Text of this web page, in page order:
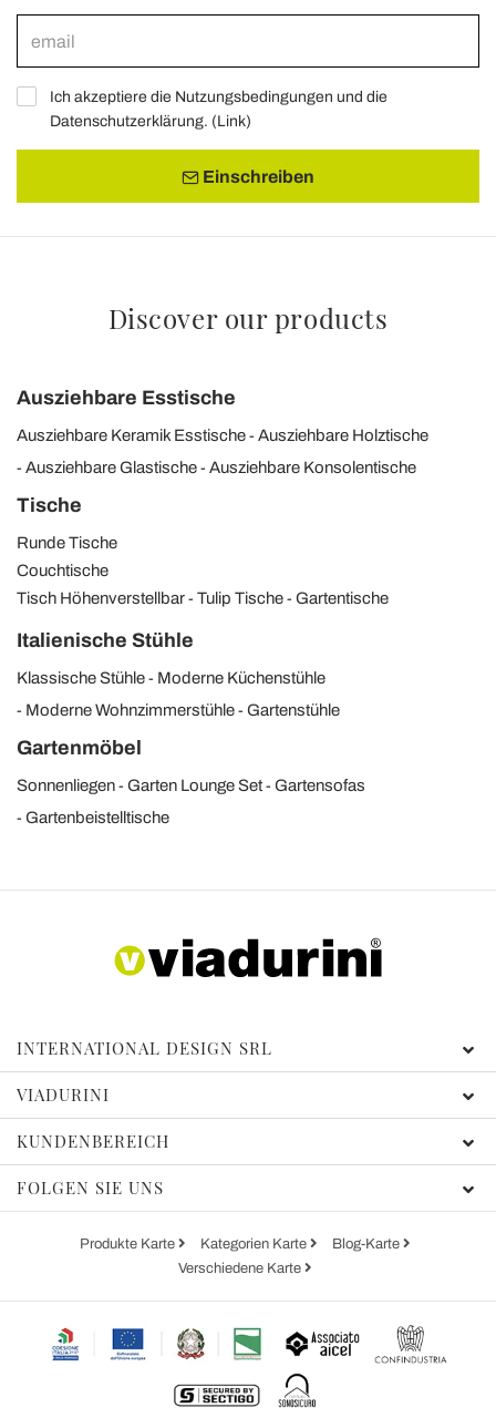
Ich akzeptiere die Nutzungsbedingungen und die
Datenschutzerklärung. (Link)
Einschreiben
Discover our products
Ausziehbare Esstische
Ausziehbare Keramik Esstische
Ausziehbare Holztische
Ausziehbare Glastische
Ausziehbare Konsolentische
Tische
Runde Tische
Couchtische
Tisch Höhenverstellbar
Tulip Tische Gartentische
Italienische Stühle
Klassische Stühle
Moderne Küchenstühle
Moderne Wohnzimmerstühle
Gartenstühle
Gartenmöbel
Sonnenliegen Garten Lounge Set
Gartensofas
Gartenbeistelltische
INTERNATIONAL DESIGN SRL
VIADURINI
KUNDENBEREICH
FOLGEN SIE UNS
Produkte Karte Kategorien Karte
Blog-Karte
Verschiedene Karte